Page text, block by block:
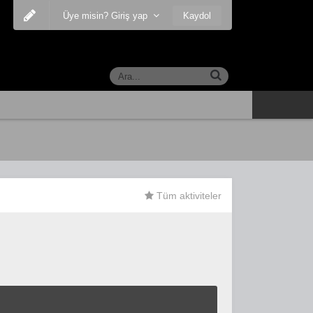
Üye misin? Giriş yap Kaydol
Tüm aktiviteler